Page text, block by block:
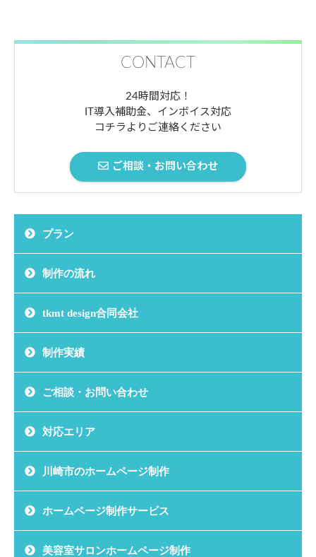
CONTACT
24時間対応！
IT導入補助金、インボイス対応
コチラよりご連絡ください
ご相談・お問い合わせ
プラン
制作の流れ
tkmt design合同会社
制作実績
ご相談・お問い合わせ
対応エリア
川崎市のホームページ制作
ホームページ制作サービス
美容室サロンホームページ制作